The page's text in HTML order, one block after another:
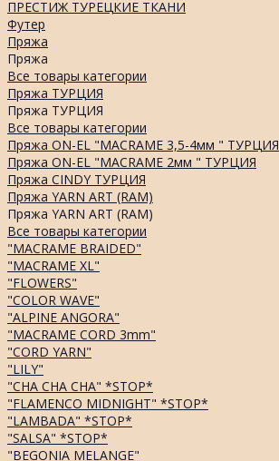
ПРЕСТИЖ ТУРЕЦКИЕ ТКАНИ
Футер
Пряжа
Пряжа
Все товары категории
Пряжа ТУРЦИЯ
Пряжа ТУРЦИЯ
Все товары категории
Пряжа ON-EL "MACRAME 3,5-4мм " ТУРЦИЯ
Пряжа ON-EL "MACRAME 2мм " ТУРЦИЯ
Пряжа CINDY ТУРЦИЯ
Пряжа YARN ART (RAM)
Пряжа YARN ART (RAM)
Все товары категории
"MACRAME BRAIDED"
"MACRAME XL"
"FLOWERS"
"COLOR WAVE"
"ALPINE ANGORA"
"MACRAME CORD 3mm"
"CORD YARN"
"LILY"
"CHA CHA CHA" *STOP*
"FLAMENCO MIDNIGHT" *STOP*
"LAMBADA" *STOP*
"SALSA" *STOP*
"BEGONIA MELANGE"